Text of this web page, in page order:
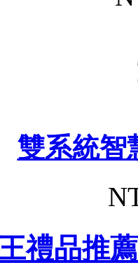
雙系統智
品推薦